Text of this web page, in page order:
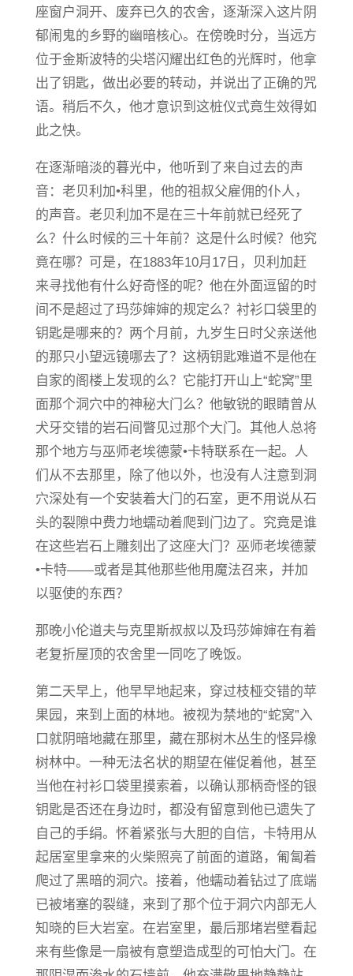
座窗户洞开、废弃已久的农舍，逐渐深入这片阴
郁闹鬼的乡野的幽暗核心。在傍晚时分，当远方
位于金斯波特的尖塔闪耀出红色的光辉时，他拿
出了钥匙，做出必要的转动，并说出了正确的咒
语。稍后不久，他才意识到这桩仪式竟生效得如
此之快。
在逐渐暗淡的暮光中，他听到了来自过去的声
音：老贝利加•科里，他的祖叔父雇佣的仆人，
的声音。老贝利加不是在三十年前就已经死了
么？什么时候的三十年前？这是什么时候？他究
竟在哪？可是，在1883年10月17日，贝利加赶
来寻找他有什么好奇怪的呢？他在外面逗留的时
间不是超过了玛莎婶婶的规定么？衬衫口袋里的
钥匙是哪来的？两个月前，九岁生日时父亲送他
的那只小望远镜哪去了？这柄钥匙难道不是他在
自家的阁楼上发现的么？它能打开山上“蛇窝”里
面那个洞穴中的神秘大门么？他敏锐的眼睛曾从
犬牙交错的岩石间瞥见过那个大门。其他人总将
那个地方与巫师老埃德蒙•卡特联系在一起。人
们从不去那里，除了他以外，也没有人注意到洞
穴深处有一个安装着大门的石室，更不用说从石
头的裂隙中费力地蠕动着爬到门边了。究竟是谁
在这些岩石上雕刻出了这座大门？巫师老埃德蒙
•卡特——或者是其他那些他用魔法召来，并加
以驱使的东西？
那晚小伦道夫与克里斯叔叔以及玛莎婶婶在有着
老复折屋顶的农舍里一同吃了晚饭。
第二天早上，他早早地起来，穿过枝桠交错的苹
果园，来到上面的林地。被视为禁地的“蛇窝”入
口就阴暗地藏在那里，藏在那树木丛生的怪异橡
树林中。一种无法名状的期望在催促着他，甚至
当他在衬衫口袋里摸索着，以确认那柄奇怪的银
钥匙是否还在身边时，都没有留意到他已遗失了
自己的手绢。怀着紧张与大胆的自信，卡特用从
起居室里拿来的火柴照亮了前面的道路，匍匐着
爬过了黑暗的洞穴。接着，他蠕动着钻过了底端
已被堵塞的裂缝，来到了那个位于洞穴内部无人
知晓的巨大岩室。在岩室里，最后那堵岩壁看起
来有些像是一扇被有意塑造成型的可怕大门。在